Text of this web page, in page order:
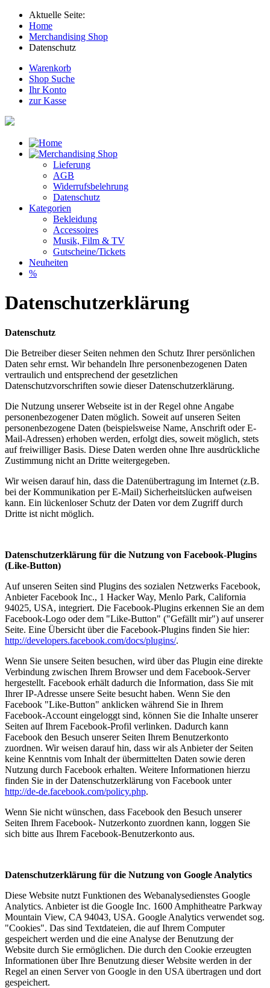
Aktuelle Seite:
Home
Merchandising Shop
Datenschutz
Warenkorb
Shop Suche
Ihr Konto
zur Kasse
Lieferung
AGB
Widerrufsbelehrung
Datenschutz
Kategorien
Bekleidung
Accessoires
Musik, Film & TV
Gutscheine/Tickets
Neuheiten
%
Datenschutzerklärung
Datenschutz
Die Betreiber dieser Seiten nehmen den Schutz Ihrer persönlichen
Daten sehr ernst. Wir behandeln Ihre personenbezogenen Daten
vertraulich und entsprechend der gesetzlichen
Datenschutzvorschriften sowie dieser Datenschutzerklärung.
Die Nutzung unserer Webseite ist in der Regel ohne Angabe
personenbezogener Daten möglich. Soweit auf unseren Seiten
personenbezogene Daten (beispielsweise Name, Anschrift oder E-
Mail-Adressen) erhoben werden, erfolgt dies, soweit möglich, stets
auf freiwilliger Basis. Diese Daten werden ohne Ihre ausdrückliche
Zustimmung nicht an Dritte weitergegeben.
Wir weisen darauf hin, dass die Datenübertragung im Internet (z.B.
bei der Kommunikation per E-Mail) Sicherheitslücken aufweisen
kann. Ein lückenloser Schutz der Daten vor dem Zugriff durch
Dritte ist nicht möglich.
Datenschutzerklärung für die Nutzung von Facebook-Plugins
(Like-Button)
Auf unseren Seiten sind Plugins des sozialen Netzwerks Facebook,
Anbieter Facebook Inc., 1 Hacker Way, Menlo Park, California
94025, USA, integriert. Die Facebook-Plugins erkennen Sie an dem
Facebook-Logo oder dem "Like-Button" ("Gefällt mir") auf unserer
Seite. Eine Übersicht über die Facebook-Plugins finden Sie hier:
http://developers.facebook.com/docs/plugins/.
Wenn Sie unsere Seiten besuchen, wird über das Plugin eine direkte
Verbindung zwischen Ihrem Browser und dem Facebook-Server
hergestellt. Facebook erhält dadurch die Information, dass Sie mit
Ihrer IP-Adresse unsere Seite besucht haben. Wenn Sie den
Facebook "Like-Button" anklicken während Sie in Ihrem
Facebook-Account eingeloggt sind, können Sie die Inhalte unserer
Seiten auf Ihrem Facebook-Profil verlinken. Dadurch kann
Facebook den Besuch unserer Seiten Ihrem Benutzerkonto
zuordnen. Wir weisen darauf hin, dass wir als Anbieter der Seiten
keine Kenntnis vom Inhalt der übermittelten Daten sowie deren
Nutzung durch Facebook erhalten. Weitere Informationen hierzu
finden Sie in der Datenschutzerklärung von Facebook unter
http://de-de.facebook.com/policy.php.
Wenn Sie nicht wünschen, dass Facebook den Besuch unserer
Seiten Ihrem Facebook- Nutzerkonto zuordnen kann, loggen Sie
sich bitte aus Ihrem Facebook-Benutzerkonto aus.
Datenschutzerklärung für die Nutzung von Google Analytics
Diese Website nutzt Funktionen des Webanalysedienstes Google
Analytics. Anbieter ist die Google Inc. 1600 Amphitheatre Parkway
Mountain View, CA 94043, USA. Google Analytics verwendet sog.
"Cookies". Das sind Textdateien, die auf Ihrem Computer
gespeichert werden und die eine Analyse der Benutzung der
Website durch Sie ermöglichen. Die durch den Cookie erzeugten
Informationen über Ihre Benutzung dieser Website werden in der
Regel an einen Server von Google in den USA übertragen und dort
gespeichert.